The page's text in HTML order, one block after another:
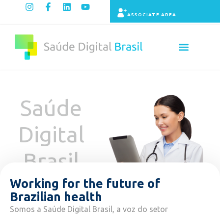
ASSOCIATE AREA
Saúde
Digital
Brasil
Working for the future of
Brazilian health
Somos a Saúde Digital Brasil, a voz do setor